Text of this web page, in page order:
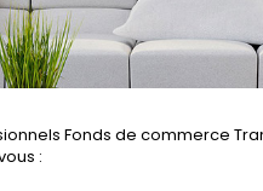
Fonds de commerce
: